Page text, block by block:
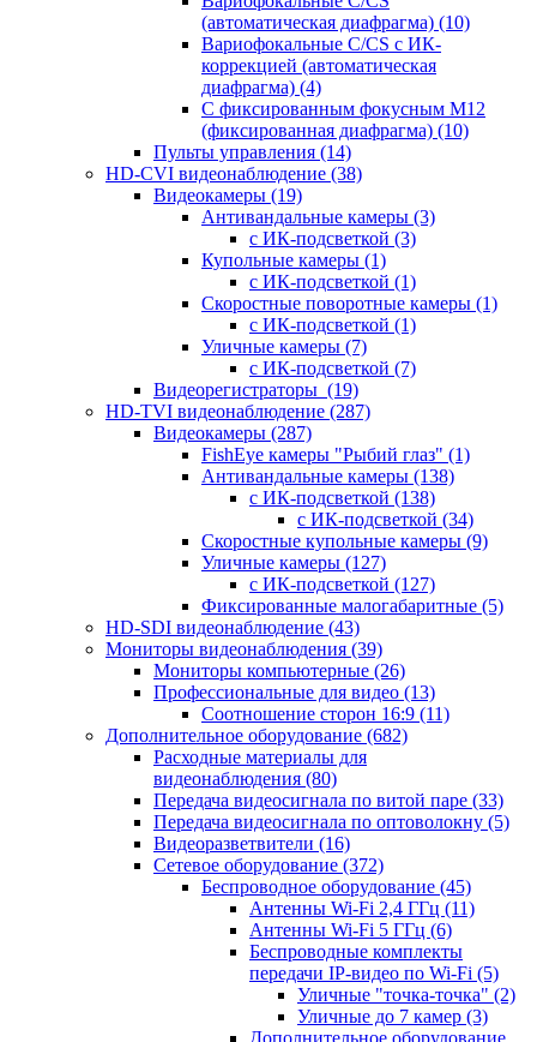
(автоматическая диафрагма) (10)
Вариофокальные C/CS с ИК-
коррекцией (автоматическая
диафрагма) (4)
С фиксированным фокусным М12
(фиксированная диафрагма) (10)
Пульты управления (14)
HD-CVI видеонаблюдение (38)
Видеокамеры (19)
Антивандальные камеры (3)
с ИК-подсветкой (3)
Купольные камеры (1)
с ИК-подсветкой (1)
Скоростные поворотные камеры (1)
с ИК-подсветкой (1)
Уличные камеры (7)
с ИК-подсветкой (7)
Видеорегистраторы (19)
HD-TVI видеонаблюдение (287)
Видеокамеры (287)
FishEye камеры "Рыбий глаз" (1)
Антивандальные камеры (138)
с ИК-подсветкой (138)
с ИК-подсветкой (34)
Скоростные купольные камеры (9)
Уличные камеры (127)
с ИК-подсветкой (127)
Фиксированные малогабаритные (5)
HD-SDI видеонаблюдение (43)
Мониторы видеонаблюдения (39)
Мониторы компьютерные (26)
Профессиональные для видео (13)
Соотношение сторон 16:9 (11)
Дополнительное оборудование (682)
Расходные материалы для
видеонаблюдения (80)
Передача видеосигнала по витой паре (33)
Передача видеосигнала по оптоволокну (5)
Видеоразветвители (16)
Сетевое оборудование (372)
Беспроводное оборудование (45)
Антенны Wi-Fi 2,4 ГГц (11)
Антенны Wi-Fi 5 ГГц (6)
Беспроводные комплекты
передачи IP-видео по Wi-Fi (5)
Уличные "точка-точка" (2)
Уличные до 7 камер (3)
Дополнительное оборудование